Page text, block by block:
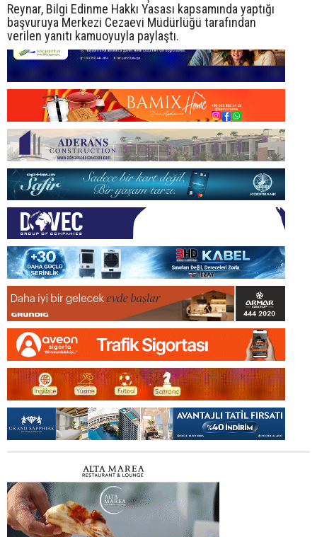
Reynar, Bilgi Edinme Hakkı Yasası kapsamında yaptığı
başvuruya Merkezi Cezaevi Müdürlüğü tarafından
verilen yanıtı kamuoyuyla paylaştı.